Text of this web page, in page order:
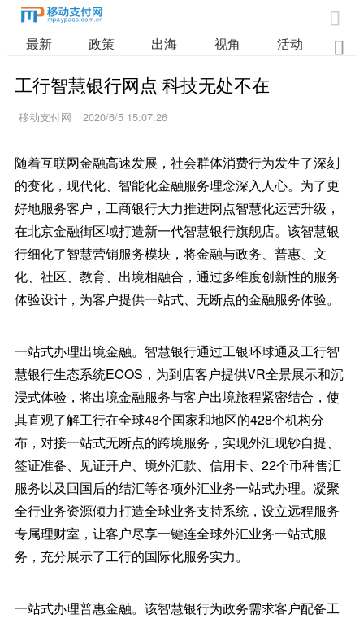

最新 政策 出海 视角 活动 业

工行智慧银行网点 科技无处不在
移动支付网 2020/6/5 15:07:26
随着互联网金融高速发展，社会群体消费行为发生了深刻
的变化，现代化、智能化金融服务理念深入人心。为了更
好地服务客户，工商银行大力推进网点智慧化运营升级，
在北京金融街区域打造新一代智慧银行旗舰店。该智慧银
行细化了智慧营销服务模块，将金融与政务、普惠、文
化、社区、教育、出境相融合，通过多维度创新性的服务
体验设计，为客户提供一站式、无断点的金融服务体验。
一站式办理出境金融。智慧银行通过工银环球通及工行智
慧银行生态系统ECOS，为到店客户提供VR全景展示和沉
浸式体验，将出境金融服务与客户出境旅程紧密结合，使
其直观了解工行在全球48个国家和地区的428个机构分
布，对接一站式无断点的跨境服务，实现外汇现钞自提、
签证准备、见证开户、境外汇款、信用卡、22个币种售汇
服务以及回国后的结汇等各项外汇业务一站式办理。凝聚
全行业务资源倾力打造全球业务支持系统，设立远程服务
专属理财室，让客户尽享一键连全球外汇业务一站式服
务，充分展示了工行的国际化服务实力。
一站式办理普惠金融。该智慧银行为政务需求客户配备工